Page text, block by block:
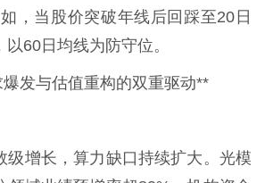
，当股价突破年线后回踩至20日
60日均线为防守位。
发与估值重构的双重驱动**
级增长，算力缺口持续扩大。光模